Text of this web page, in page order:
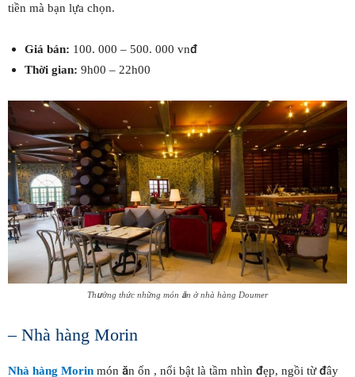
tiền mà bạn lựa chọn.
Giá bán: 100. 000 – 500. 000 vnđ
Thời gian: 9h00 – 22h00
Thưởng thức những món ăn ở nhà hàng Doumer
– Nhà hàng Morin
Nhà hàng Morin món ăn ổn , nổi bật là tầm nhìn đẹp, ngồi từ đây